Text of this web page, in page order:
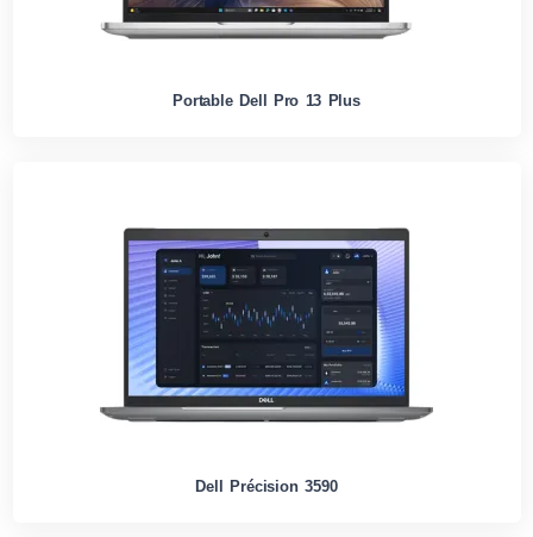
Portable Dell Pro 13 Plus
Dell Précision 3590